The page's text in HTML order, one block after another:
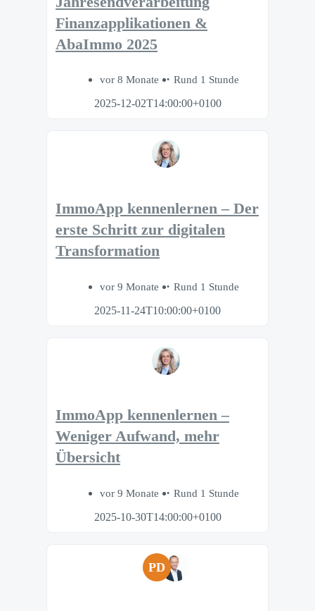
Finanzapplikationen &
AbaImmo 2025
vor 8 Monate
Rund 1 Stunde
2025-12-02T14:00:00+0100
ImmoApp kennenlernen – Der
erste Schritt zur digitalen
Transformation
vor 9 Monate
Rund 1 Stunde
2025-11-24T10:00:00+0100
ImmoApp kennenlernen –
Weniger Aufwand, mehr
Übersicht
vor 9 Monate
Rund 1 Stunde
2025-10-30T14:00:00+0100
PD